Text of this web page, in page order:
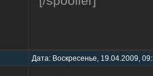
Дата: Воскресенье, 19.04.2009,